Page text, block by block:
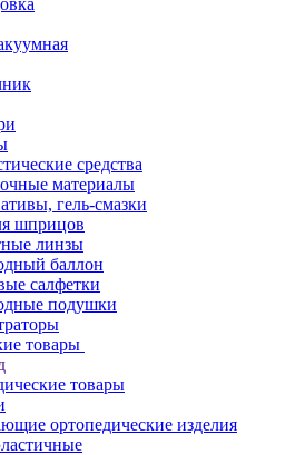
средства
материалы
гель-смазки
шприцов
линзы
баллон
салфетки
подушки
товары
товары
ортопедические изделия